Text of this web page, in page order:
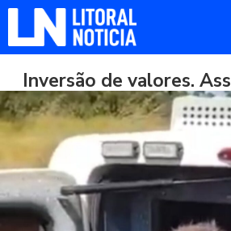
Inversão de valores.